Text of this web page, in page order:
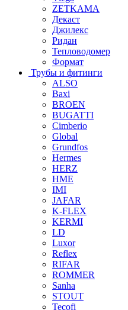
ZETKAMA
Декаст
Джилекс
Ридан
Тепловодомер
Формат
Трубы и фитинги
ALSO
Baxi
BROEN
BUGATTI
Cimberio
Global
Grundfos
Hermes
HERZ
HME
IMI
JAFAR
K-FLEX
KERMI
LD
Luxor
Reflex
RIFAR
ROMMER
Sanha
STOUT
Tecofi